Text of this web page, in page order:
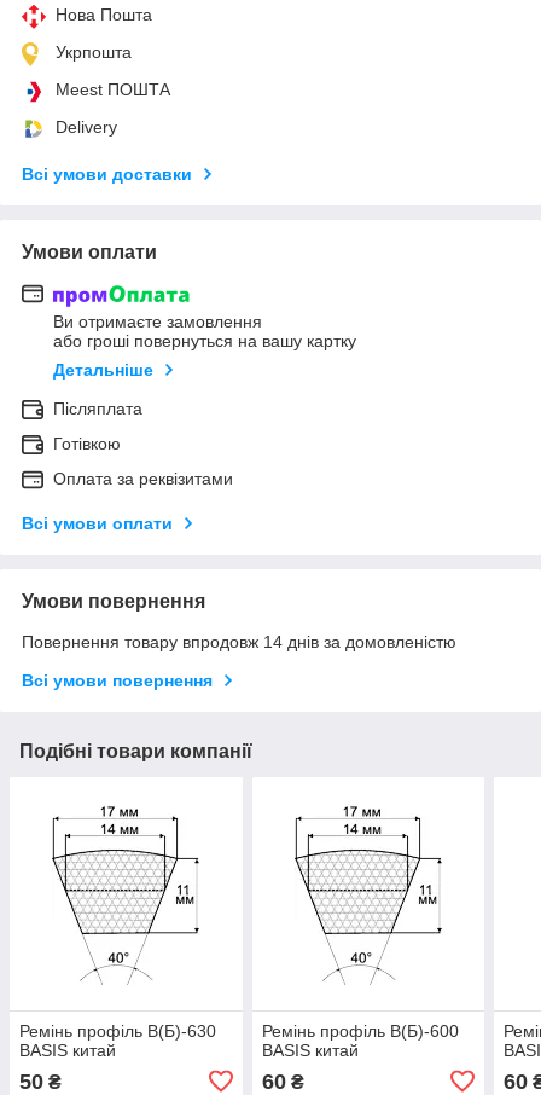
Нова Пошта
Укрпошта
Meest ПОШТА
Delivery
Всі умови доставки
Умови оплати
Ви отримаєте замовлення
або гроші повернуться на вашу картку
Детальніше
Післяплата
Готівкою
Оплата за реквізитами
Всі умови оплати
Умови повернення
Повернення товару впродовж 14 днів за домовленістю
Всі умови повернення
Подібні товари компанії
Ремінь профіль В(Б)-630
BASIS китай
50 ₴
Ремінь профіль В(Б)-600
BASIS китай
60₴ 60